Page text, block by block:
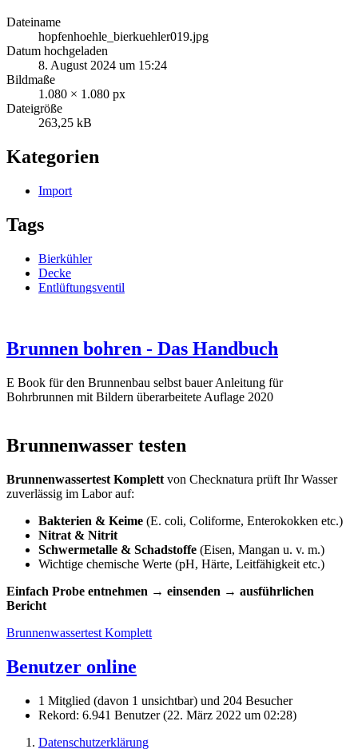
Dateiname
hopfenhoehle_bierkuehler019.jpg
Datum hochgeladen
8. August 2024 um 15:24
Bildmaße
1.080 × 1.080 px
Dateigröße
263,25 kB
Kategorien
Import
Tags
Bierkühler
Decke
Entlüftungsventil
Brunnen bohren - Das Handbuch
E Book für den Brunnenbau selbst bauer Anleitung für
Bohrbrunnen mit Bildern überarbeitete Auflage 2020
Brunnenwasser testen
Brunnenwassertest Komplett von Checknatura prüft Ihr Wasser
zuverlässig im Labor auf:
Bakterien & Keime (E. coli, Coliforme, Enterokokken etc.)
Nitrat & Nitrit
Schwermetalle & Schadstoffe (Eisen, Mangan u. v. m.)
Wichtige chemische Werte (pH, Härte, Leitfähigkeit etc.)
Einfach Probe entnehmen → einsenden → ausführlichen
Bericht
Brunnenwassertest Komplett
Benutzer online
1 Mitglied (davon 1 unsichtbar) und 204 Besucher
Rekord: 6.941 Benutzer (22. März 2022 um 02:28)
Datenschutzerklärung